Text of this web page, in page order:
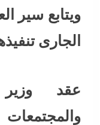
ويتابع سير
الجارى
عقد وزير